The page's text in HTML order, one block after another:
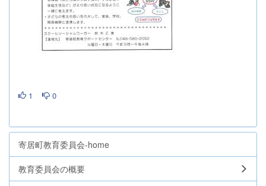
1 0
寄居町教育委員会-home
教育委員会の概要